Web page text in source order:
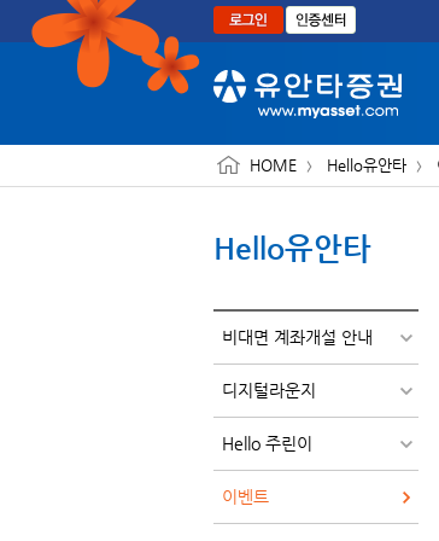
본문으로 바로가기
HOME Hello유안타
Hello유안타
비대면 계좌개설 안내
디지털라운지
Hello 주린이
이벤트